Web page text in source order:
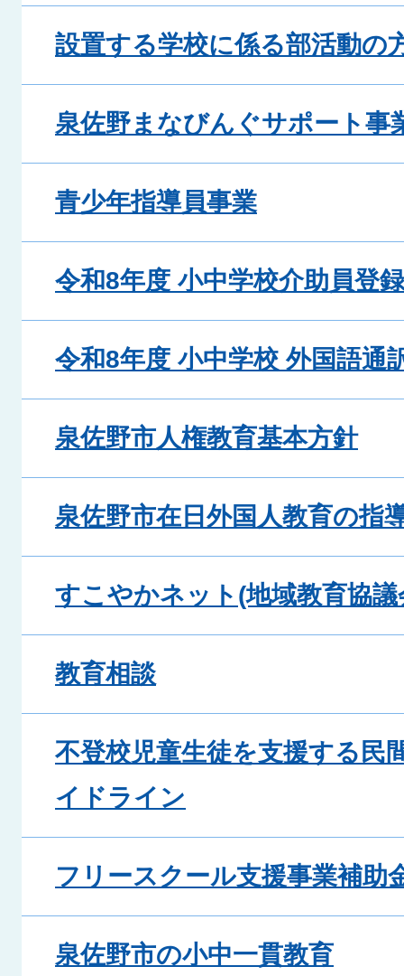
設置する学校に係る部活動の
泉佐野まなびんぐサポート事
青少年指導員事業
令和8年度 小中学校介助員登
令和8年度 小中学校 外国語通
泉佐野市人権教育基本方針
泉佐野市在日外国人教育の指
すこやかネット(地域教育協議
教育相談
不登校児童生徒を支援する民
イドライン
フリースクール支援事業補助
泉佐野市の小中一貫教育